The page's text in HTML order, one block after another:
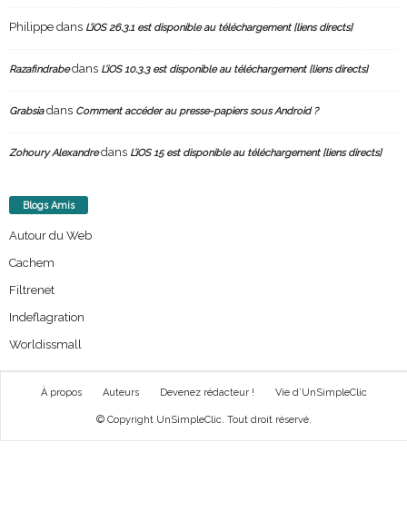
Philippe dans L’iOS 26.3.1 est disponible au téléchargement [liens directs]
Razafindrabedans L’iOS 10.3.3 est disponible au téléchargement [liens directs]
Grabsiadans Comment accéder au presse-papiers sous Android ?
Zohoury Alexandredans L’iOS 15 est disponible au téléchargement [liens directs]
Blogs Amis
Autour du Web
Cachem
Filtrenet
Indeflagration
Worldissmall
À propos Auteurs Devenez rédacteur ! Vie d’UnSimpleClic
© Copyright UnSimpleClic. Tout droit réservé.